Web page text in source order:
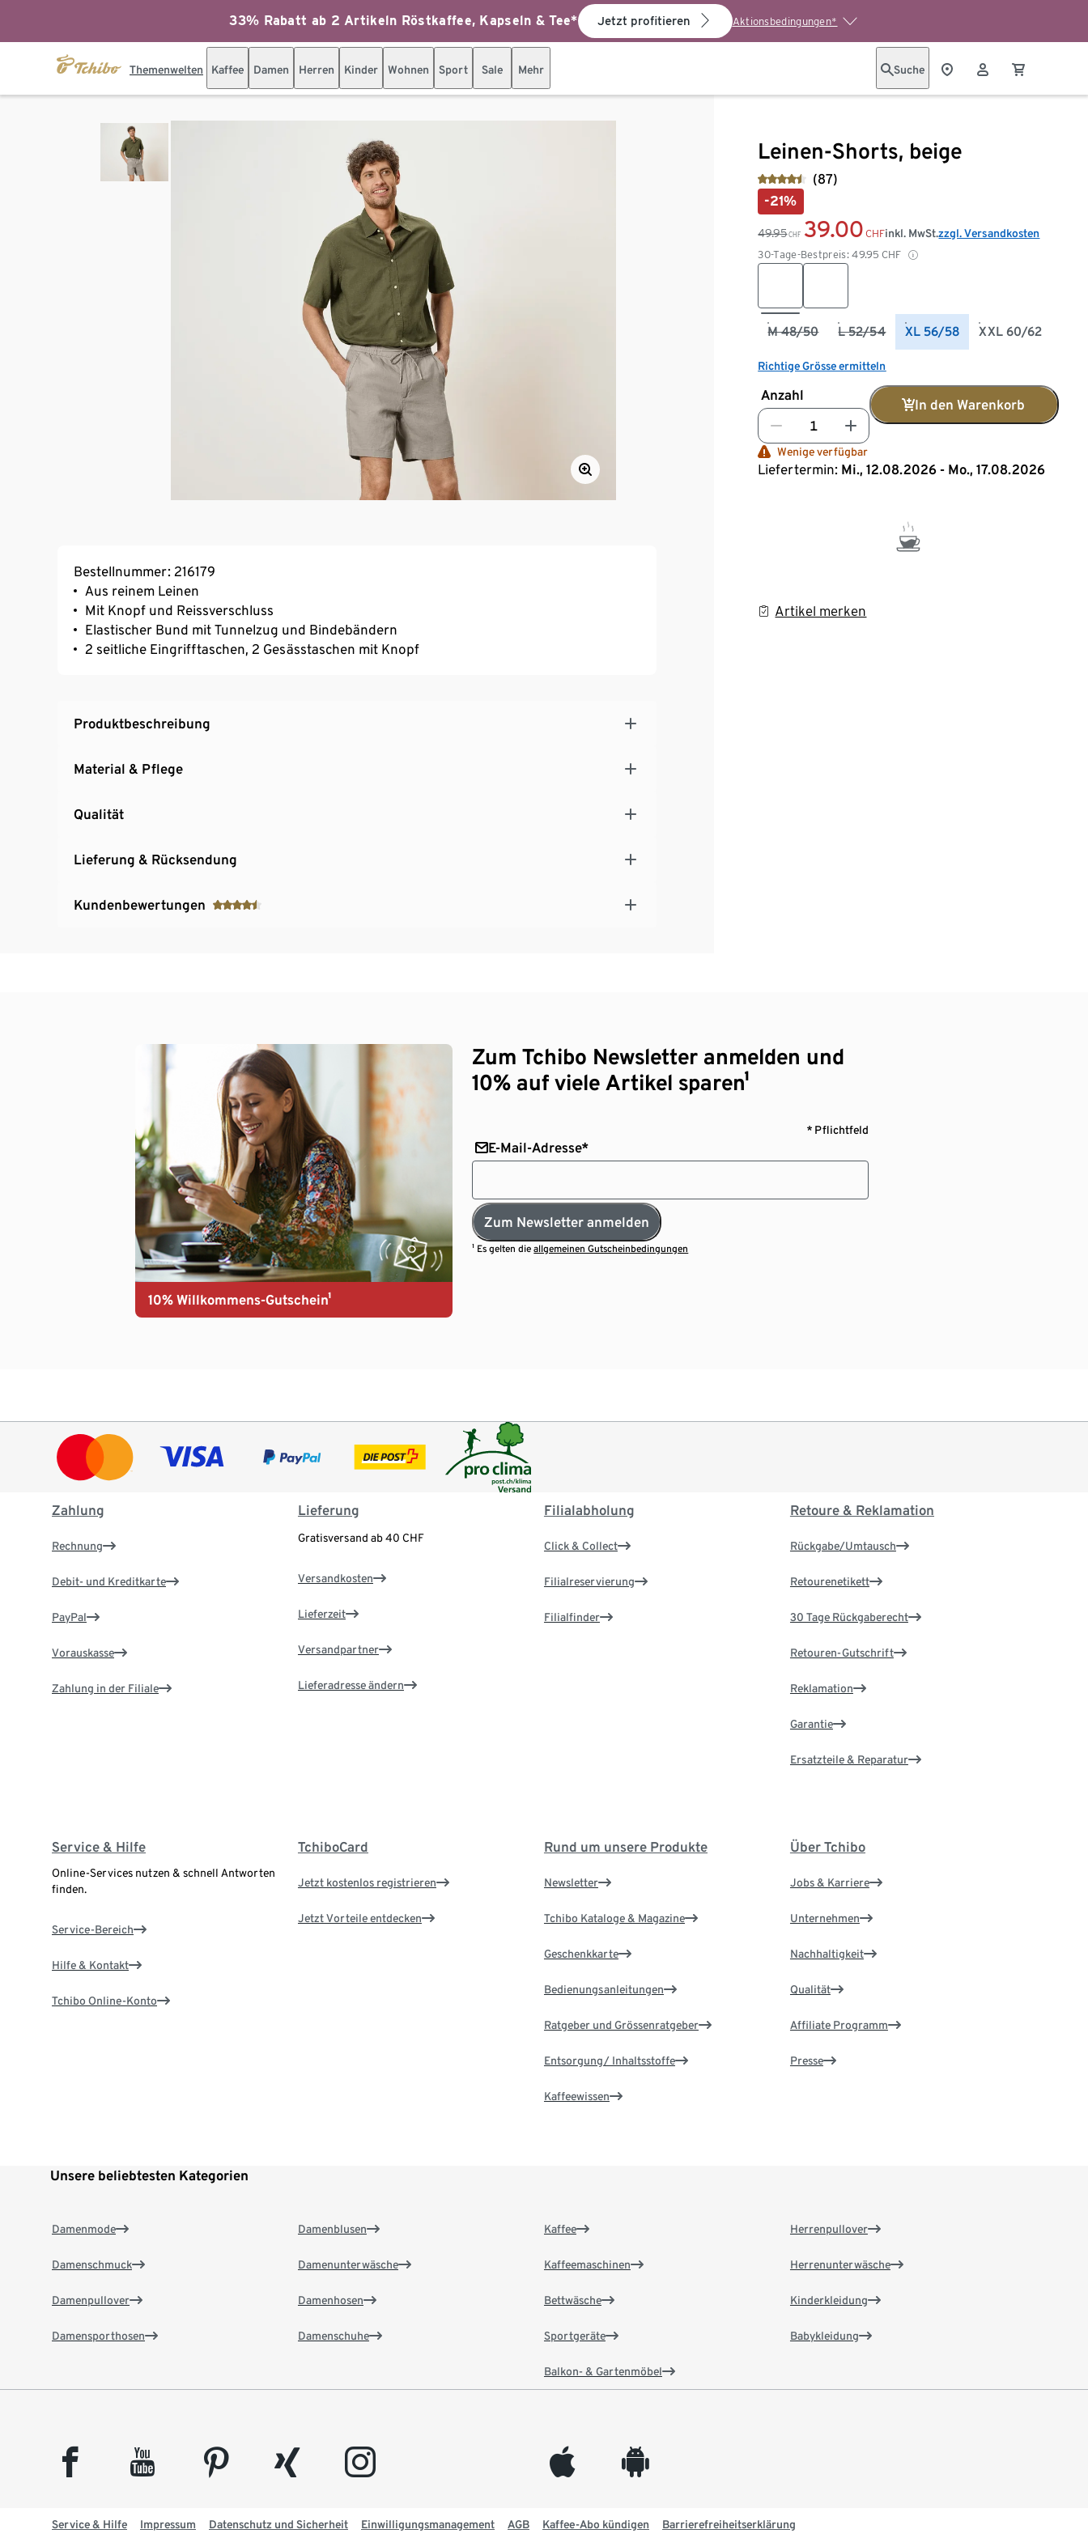
33% Rabatt ab 2 Artikeln Röstkaffee, Kapseln & Tee* Jetzt profitieren Aktionsbedingungen*
Themenwelten Kaffee Damen Herren Kinder Wohnen Sport Sale Mehr Suche
Leinen-Shorts, beige
(87)
-21%
49.95 CHF 39.00 CHF
30-Tage-Bestpreis: 49.95 CHF
inkl. MwSt.zzgl. Versandkosten
M 48/50 L 52/54 XL 56/58 XXL 60/62
Richtige Grösse ermitteln
Anzahl
In den Warenkorb
Wenige verfügbar
Liefertermin: Mi., 12.08.2026 - Mo., 17.08.2026
Artikel merken
Bestellnummer: 216179
Aus reinem Leinen
Mit Knopf und Reissverschluss
Elastischer Bund mit Tunnelzug und Bindebändern
2 seitliche Eingrifftaschen, 2 Gesässtaschen mit Knopf
Produktbeschreibung
Material & Pflege
Qualität
Lieferung & Rücksendung
Kundenbewertungen
10% Willkommens-Gutschein¹
Zum Tchibo Newsletter anmelden und
10% auf viele Artikel sparen¹
* Pflichtfeld
E-Mail-Adresse*
Zum Newsletter anmelden
¹ Es gelten dieallgemeinen Gutscheinbedingungen
Zahlung
Rechnung
Debit- und Kreditkarte
PayPal
Vorauskasse
Zahlung in der Filiale
Lieferung
Gratisversand ab 40 CHF
Versandkosten
Lieferzeit
Versandpartner
Lieferadresse ändern
Filialabholung
Click & Collect
Filialreservierung
Filialfinder
Retoure & Reklamation
Rückgabe/Umtausch
Retourenetikett
30 Tage Rückgaberecht
Retouren-Gutschrift
Reklamation
Garantie
Ersatzteile & Reparatur
Service & Hilfe
Online-Services nutzen & schnell Antworten
finden.
Service-Bereich
Hilfe & Kontakt
Tchibo Online-Konto
TchiboCard
Jetzt kostenlos registrieren
Jetzt Vorteile entdecken
Rund um unsere Produkte
Newsletter
Tchibo Kataloge & Magazine
Geschenkkarte
Bedienungsanleitungen
Ratgeber und Grössenratgeber
Entsorgung/ Inhaltsstoffe
Kaffeewissen
Über Tchibo
Jobs & Karriere
Unternehmen
Nachhaltigkeit
Qualität
Affiliate Programm
Presse
Unsere beliebtesten Kategorien
Damenmode
Damenschmuck
Damenpullover
Damensporthosen
Damenblusen
Damenunterwäsche
Damenhosen
Damenschuhe
Kaffee
Kaffeemaschinen
Bettwäsche
Sportgeräte
Balkon- & Gartenmöbel
Herrenpullover
Herrenunterwäsche
Kinderkleidung
Babykleidung
facebook youtube pinterest xing instagram appleinc android
Service & Hilfe Impressum Datenschutz und Sicherheit Einwilligungsmanagement AGB Kaffee-Abo kündigen Barrierefreiheitserklärung